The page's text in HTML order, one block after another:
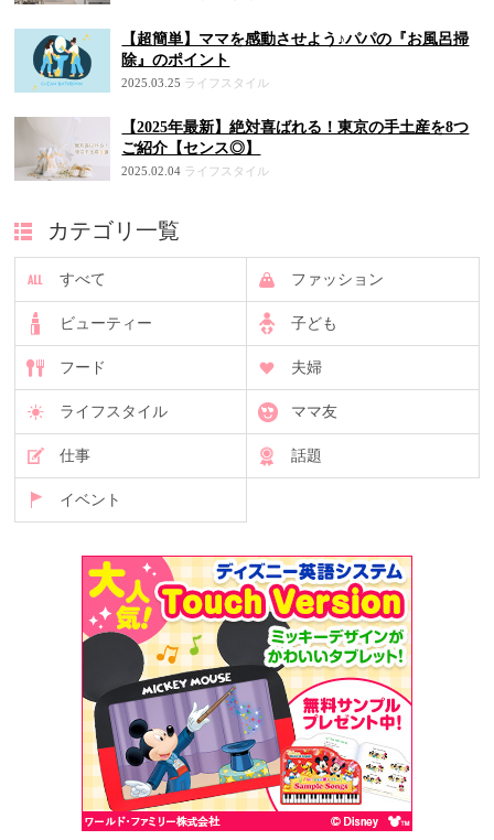
【超簡単】ママを感動させよう♪パパの『お風呂掃
除』のポイント
2025.03.25 ライフスタイル
【2025年最新】絶対喜ばれる！東京の手土産を8つ
ご紹介【センス◎】
2025.02.04 ライフスタイル
カテゴリ一覧
すべて ファッション
ビューティー 子ども
フード 夫婦
ライフスタイル ママ友
仕事 話題
イベント